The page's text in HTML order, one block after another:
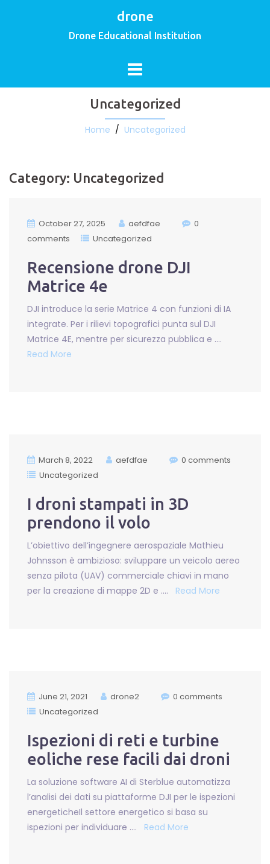
drone
Drone Educational Institution
Uncategorized
Home / Uncategorized
Category: Uncategorized
October 27, 2025 aefdfae
0
comments
Uncategorized
Recensione drone DJI
Matrice 4e
DJI introduce la serie Matrice 4 con funzioni di IA
integrate. Per i rilievi topografici punta sul DJI
Matrice 4E, mentre per sicurezza pubblica e ….
Read More
March 8, 2022 aefdfae
0 comments
Uncategorized
I droni stampati in 3D
prendono il volo
L’obiettivo dell’ingegnere aerospaziale Mathieu
Johnsson è ambizioso: sviluppare un veicolo aereo
senza pilota (UAV) commerciale chiavi in ​​mano
per la creazione di mappe 2D e ….
Read More
June 21, 2021 drone2
0 comments
Uncategorized
Ispezioni di reti e turbine
eoliche rese facili dai droni
La soluzione software AI di Sterblue automatizza
l’analisi dei dati su piattaforme DJI per le ispezioni
energeticheIl settore energetico si basa su
ispezioni per individuare ….
Read More